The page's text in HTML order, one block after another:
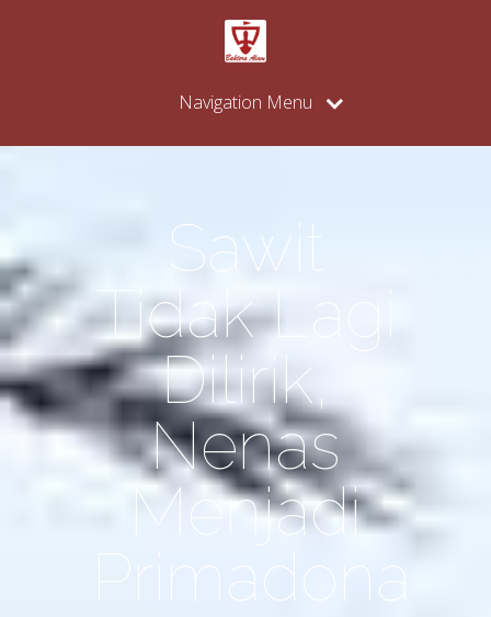
Navigation Menu
Sawit
Tidak Lagi
Dilirik,
Nenas
Menjadi
Primadona